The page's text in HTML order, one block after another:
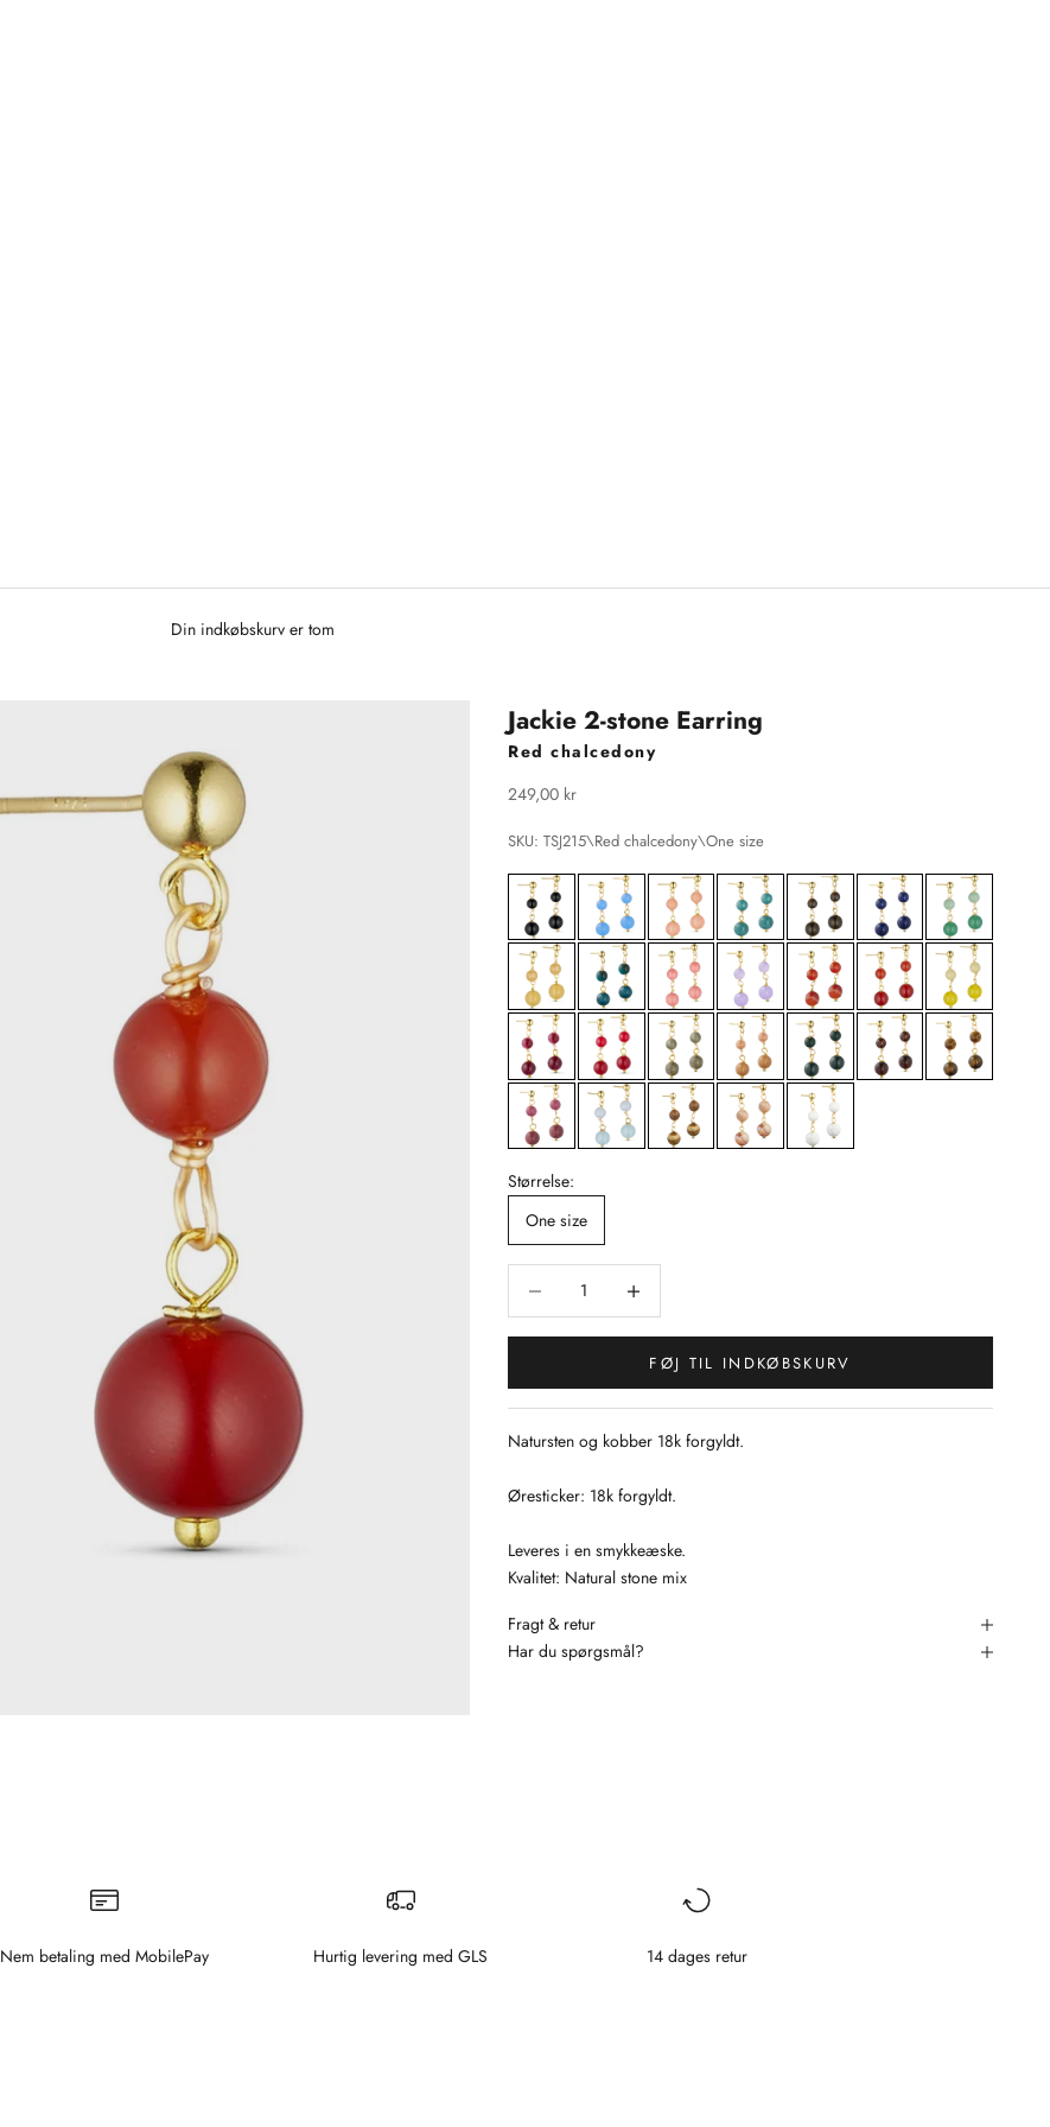
Din indkøbskurv er tom
Jackie 2-stone Earring
Red chalcedony
Salgspris
249,00 kr
SKU: TSJ215\Red chalcedony\One size
Størrelse:
One size
FØJ TIL INDKØBSKURV
Natursten og kobber 18k forgyldt.
Øresticker: 18k forgyldt.
Leveres i en smykkeæske.
Kvalitet: Natural stone mix
Fragt & retur
Har du spørgsmål?
Nem betaling med MobilePay Hurtig levering med GLS 14 dages retur